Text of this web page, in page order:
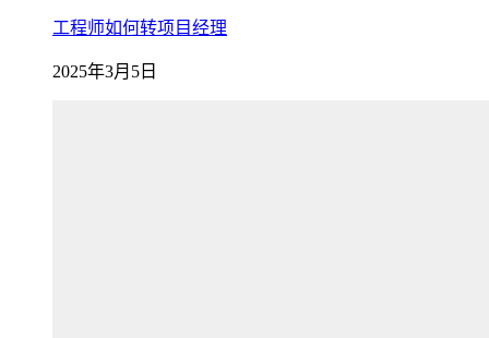
工程师如何转项目经理
2025年3月5日